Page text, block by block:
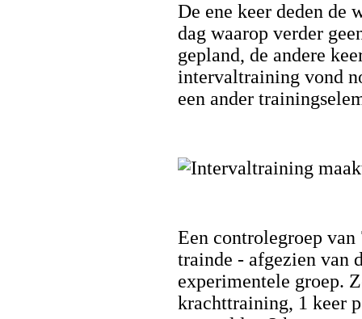
De ene keer deden de
dag waarop verder
gepland, de andere
intervaltraining vond
een ander
Een controlegroep
trainde - afgezien van
experimentele groep.
krachttraining, 1 keer